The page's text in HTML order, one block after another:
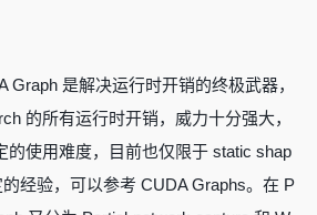
Graph 是解决运行时开销的终极武器，
的所有运行时开销，威力十分强大，
的使用难度，目前也仅限于 static shap
经验，可以参考 CUDA Graphs。在 P